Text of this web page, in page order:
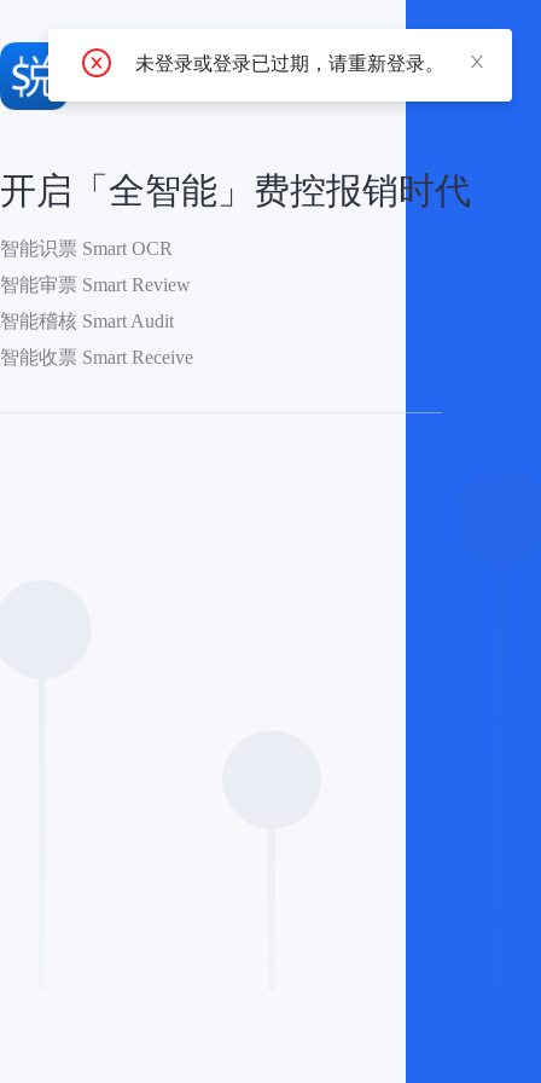
悦报销
开启「全智能」费控报销时代
智能识票 Smart OCR
智能审票 Smart Review
智能稽核 Smart Audit
智能收票 Smart Receive
未登录或登录已过期，请重新登录。